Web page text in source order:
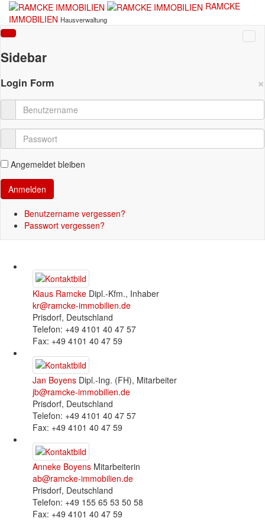
RAMCKE
IMMOBILIEN Hausverwaltung
Sidebar
×
Login Form
Angemeldet bleiben
Benutzername vergessen?
Passwort vergessen?
Klaus Ramcke Dipl.-Kfm., Inhaber
kr@ramcke-immobilien.de
Prisdorf, Deutschland
Telefon: +49 4101 40 47 57
Fax: +49 4101 40 47 59
Jan Boyens Dipl.-Ing. (FH), Mitarbeiter
jb@ramcke-immobilien.de
Prisdorf, Deutschland
Telefon: +49 4101 40 47 57
Fax: +49 4101 40 47 59
Anneke Boyens Mitarbeiterin
ab@ramcke-immobilien.de
Prisdorf, Deutschland
Telefon: +49 155 65 53 50 58
Fax: +49 4101 40 47 59